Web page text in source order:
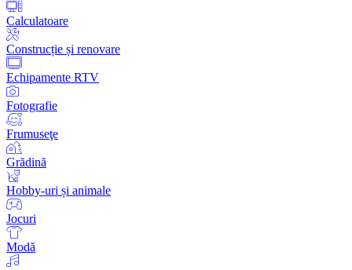
Calculatoare
Construcție și renovare
Echipamente RTV
Fotografie
Frumuseţe
Grădină
Hobby-uri și animale
Jocuri
Modă